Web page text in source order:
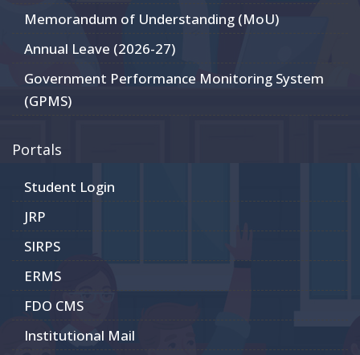
Memorandum of Understanding (MoU)
Annual Leave (2026-27)
Government Performance Monitoring System
(GPMS)
Portals
Student Login
JRP
SIRPS
ERMS
FDO CMS
Institutional Mail